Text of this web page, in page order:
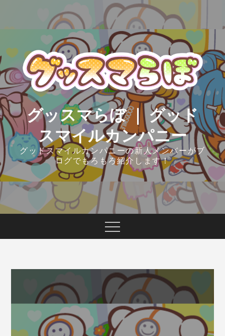
グッスマらぼ ｜ グッド
スマイルカンパニー
グッドスマイルカンパニーの新人メンバーがブ
ログでもろもろ紹介します！